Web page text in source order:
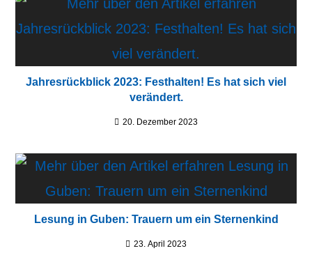
Jahresrückblick 2023: Festhalten! Es hat sich viel
verändert.
20. Dezember 2023
Lesung in Guben: Trauern um ein Sternenkind
23. April 2023